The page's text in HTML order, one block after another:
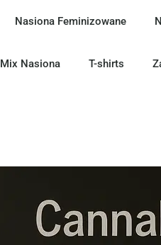
Nasiona Feminizowane
Mix Nasiona T-shirts